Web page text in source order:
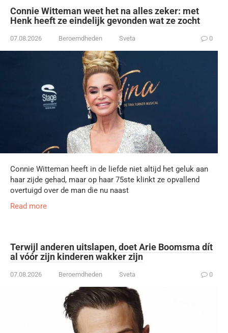
Connie Witteman weet het na alles zeker: met
Henk heeft ze eindelijk gevonden wat ze zocht
07.08.2026 Beroemdheden Sveta 0
Connie Witteman heeft in de liefde niet altijd het geluk aan
haar zijde gehad, maar op haar 75ste klinkt ze opvallend
overtuigd over de man die nu naast
Read more
Terwijl anderen uitslapen, doet Arie Boomsma dít
al vóór zijn kinderen wakker zijn
07.08.2026 Beroemdheden Sveta 0